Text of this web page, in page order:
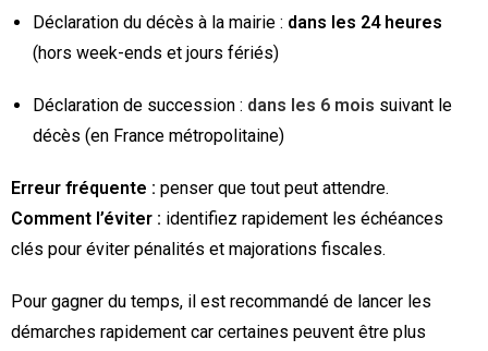
Déclaration du décès à la mairie : dans les 24 heures
(hors week-ends et jours fériés)
Déclaration de succession : dans les 6 mois suivant le
décès (en France métropolitaine)
Erreur fréquente : penser que tout peut attendre.
Comment l’éviter : identifiez rapidement les échéances
clés pour éviter pénalités et majorations fiscales.
Pour gagner du temps, il est recommandé de lancer les
démarches rapidement car certaines peuvent être plus